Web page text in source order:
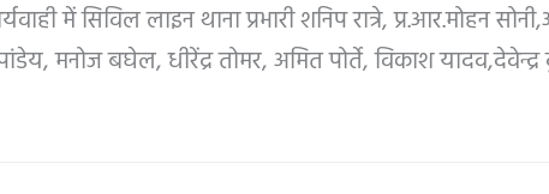
में सिविल लाइन थाना प्रभारी शनिप रात्रे, प्र.आर.मोहन
मनोज बघेल, धीरेंद्र तोमर, अमित पोर्ते, विकाश